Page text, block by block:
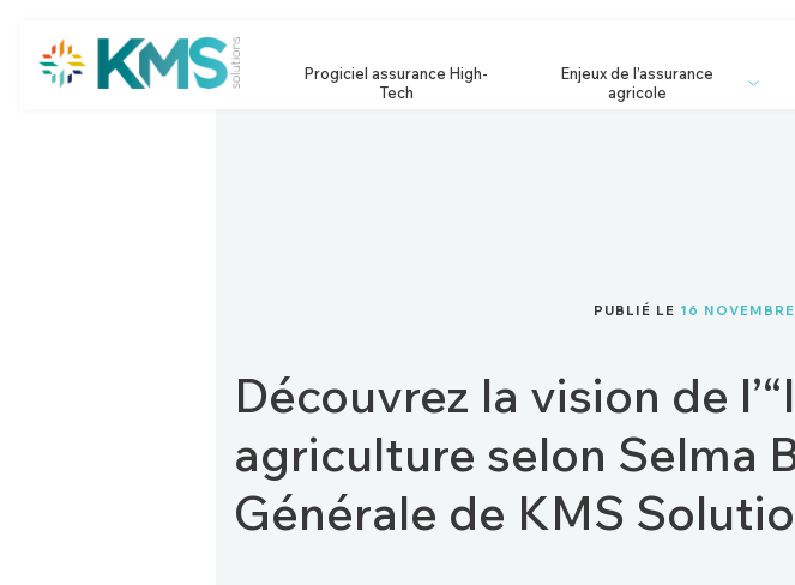
Progiciel assurance High-
Tech
Enjeux de l’assurance
agricole
PUBLIÉ LE 16
Découvrez la vision de
agriculture selon Selma
Générale de KMS